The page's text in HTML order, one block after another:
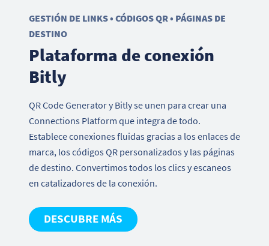
GESTIÓN DE LINKS • CÓDIGOS QR • PÁGINAS DE
DESTINO
Plataforma de conexión
Bitly
QR Code Generator y Bitly se unen para crear una
Connections Platform que integra de todo.
Establece conexiones fluidas gracias a los enlaces de
marca, los códigos QR personalizados y las páginas
de destino. Convertimos todos los clics y escaneos
en catalizadores de la conexión.
DESCUBRE MÁS